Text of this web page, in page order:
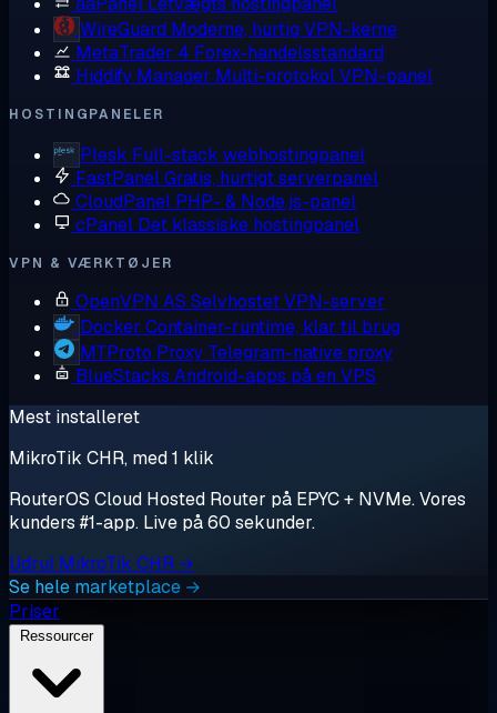
WireGuard Moderne, hurtig VPN-kerne
MetaTrader 4 Forex-handelsstandard
Hiddify Manager Multi-protokol VPN-panel
HOSTINGPANELER
Plesk Full-stack webhostingpanel
FastPanelGratis, hurtigt serverpanel
CloudPanel PHP- & Node.js-panel
cPanel Det klassiske hostingpanel
VPN & VÆRKTØJER
OpenVPN AS Selvhostet VPN-server
Docker Container-runtime, klar til brug
MTProto Proxy Telegram-native proxy
BlueStacks Android-apps på en VPS
Mest installeret
MikroTik CHR, med 1 klik
RouterOS Cloud Hosted Router på EPYC + NVMe. Vores
kunders #1-app. Live på 60 sekunder.
Udrul MikroTik CHR →
Se hele marketplace →
Priser
Ressourcer